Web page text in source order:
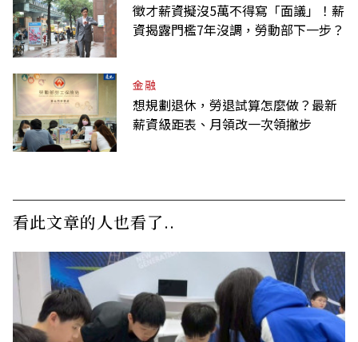
徵才薪資擬沒5萬不得寫「面議」！薪
資揭露門檻7年沒調，勞動部下一步？
金融
想規劃退休，勞退試算怎麼做？最新
薪資級距表、月領改一次領撇步
看此文章的人也看了..